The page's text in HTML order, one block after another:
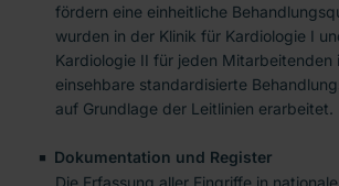
fördern eine einheitliche
wurden in der Klinik für Kardiologie I
Kardiologie II für jeden Mitarbeitenden
einsehbare standardisierte
auf Grundlage der Leitlinien erarbeitet.
Dokumentation und Register
Die Erfassung aller Eingriffe in